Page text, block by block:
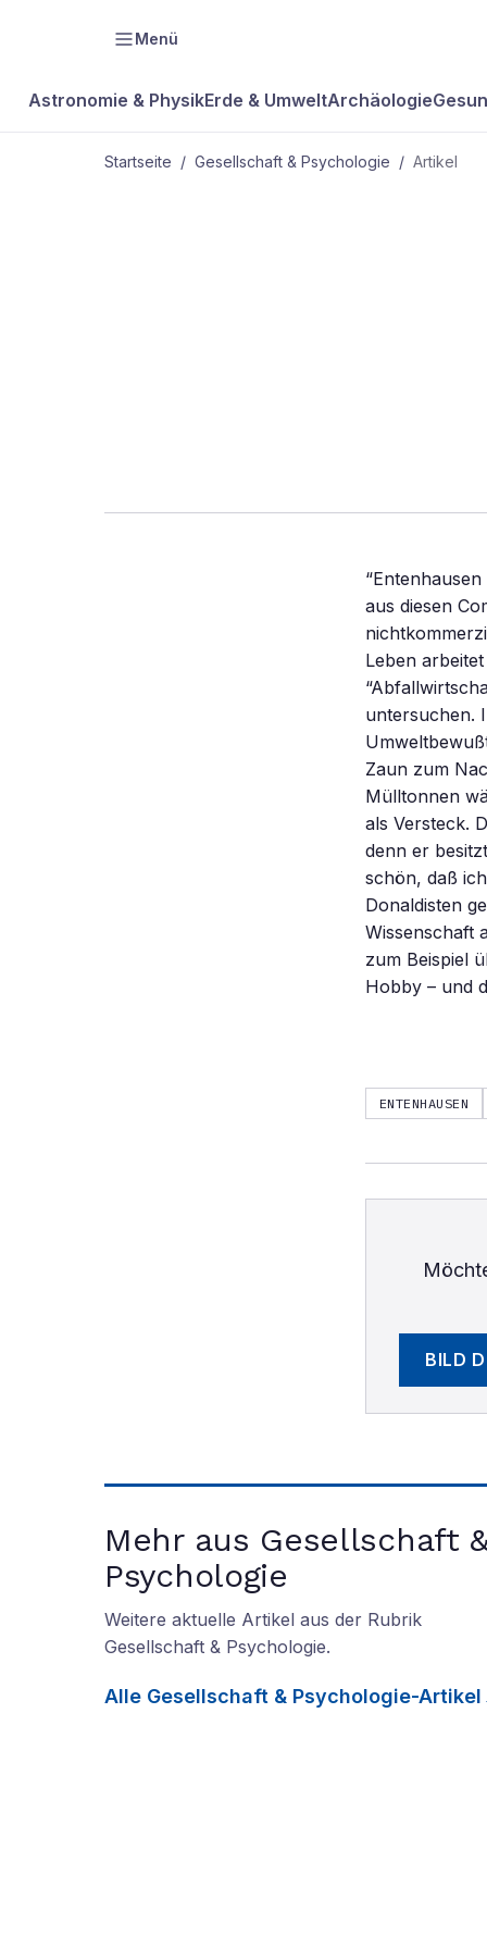
Menü
Astronomie & PhysikErde & UmweltArchäologie
Startseite / Gesellschaft & Psychologie / Artikel
aus diesen
Leben
untersuchen.
Zaun zum
Mülltonnen
als Versteck.
denn er
schön, daß
Donaldisten
Wissenschaft
zum Beispiel
Hobby – und
ENTENHAUSEN
BILD
Mehr aus Gesellschaft
Psychologie
Weitere aktuelle Artikel aus der Rubrik
Gesellschaft & Psychologie.
Alle Gesellschaft & Psychologie-Artikel